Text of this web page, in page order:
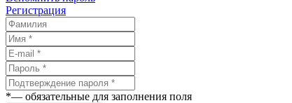
Регистрация
*— обязательные для заполнения поля